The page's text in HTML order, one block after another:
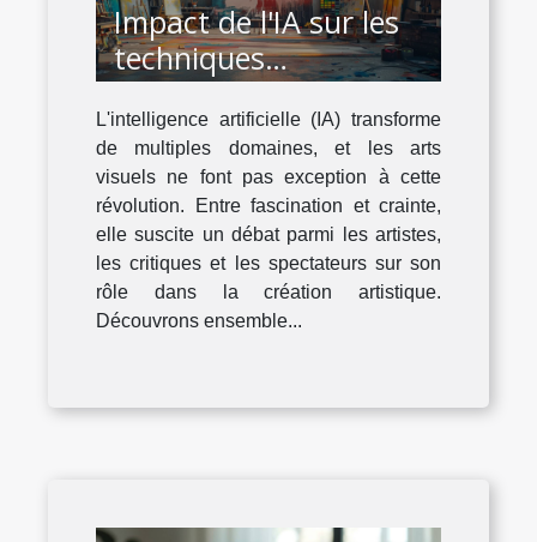
Impact de l'IA sur les
techniques
traditionnelles en arts
visuels
L'intelligence artificielle (IA) transforme
de multiples domaines, et les arts
visuels ne font pas exception à cette
révolution. Entre fascination et crainte,
elle suscite un débat parmi les artistes,
les critiques et les spectateurs sur son
rôle dans la création artistique.
Découvrons ensemble...